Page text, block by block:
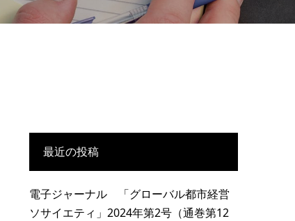
最近の投稿
電子ジャーナル 「グローバル都市経営
ソサイエティ」2024年第2号（通巻第12